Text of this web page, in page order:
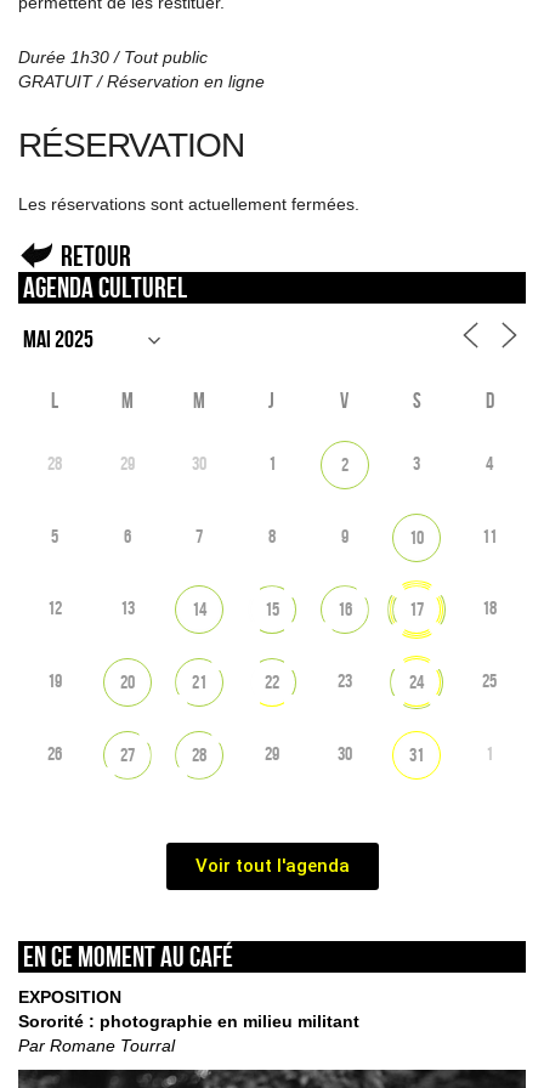
Durée 1h30 / Tout public
GRATUIT / Réservation en ligne
RÉSERVATION
Les réservations sont actuellement fermées.
Retour
Agenda culturel
L M M J V S D
28 29 30 1 2 3 4
5 6 7 8 9 10 11
12 13 14 15 16 17 18
19 20 21 22 23 24 25
26 27 28 29 30 31 1
Voir tout l'agenda
En ce moment au café
EXPOSITION
Sororité : photographie en milieu militant
Par Romane Tourral